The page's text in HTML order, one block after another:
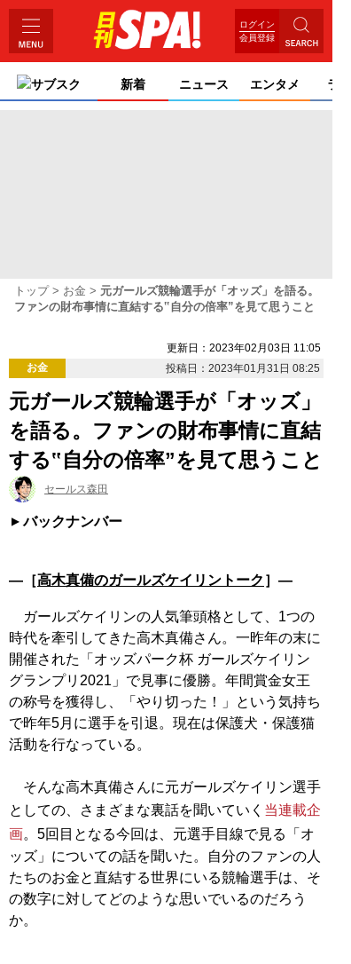
ログイン
会員登録
サブスク 新着 ニュース エンタメ ライ
トップ お金
元ガールズ競輪選手が「オッズ」を語る。
ファンの財布事情に直結する‟自分の倍率”を見て思うこと
更新日：2023年02月03日 11:05
お金
投稿日：2023年01月31日 08:25
元ガールズ競輪選手が「オッズ」
を語る。ファンの財布事情に直結
する‟自分の倍率”を見て思うこと
セールス森田
バックナンバー
―［高木真備のガールズケイリントーク ］―
ガールズケイリンの人気筆頭格として、1つの
時代を牽引してきた高木真備さん。一昨年の末に
開催された「オッズパーク杯 ガールズケイリン
グランプリ2021」で見事に優勝。年間賞金女王
の称号を獲得し、「やり切った！」という気持ち
で昨年5月に選手を引退。現在は保護犬・保護猫
活動を行なっている。
そんな高木真備さんに元ガールズケイリン選手
としての、さまざまな裏話を聞いていく 当連載企
画。5回目となる今回は、元選手目線で見る「オ
ッズ」についての話を聞いた。自分のファンの人
たちのお金と直結する世界にいる競輪選手は、そ
の数字に対してどのような思いでいるのだろう
か。